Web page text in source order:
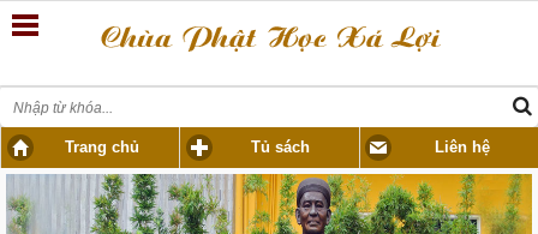
Trang chủ Tủ sách Liên hệ